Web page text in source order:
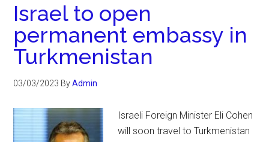
Israel to open
permanent embassy in
Turkmenistan
03/03/2023 ByAdmin
Israeli Foreign Minister Eli Cohen
will soon travel to Turkmenistan